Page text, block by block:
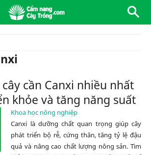
cần Canxi nhiều nhất
khỏe và tăng năng suất
Khoa học nông nghiệp
Canxi là dưỡng chất quan trọng giúp cây
phát triển bộ rễ, cứng thân, tăng tỷ lệ đậu
quả và nâng cao chất lượng nông sản. Tìm